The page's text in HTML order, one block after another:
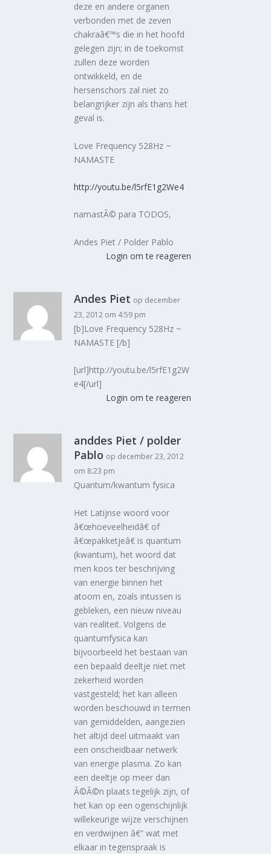
deze en andere organen
verbonden met de zeven
chakraâ€™s die in het hoofd
gelegen zijn; in de toekomst
zullen deze worden
ontwikkeld, en de
hersenschors zal niet zo
belangrijker zijn als thans het
geval is.
Love Frequency 528Hz ~
NAMASTE
http://youtu.be/l5rfE1g2We4
namastÃ© para TODOS,
Andes Piet / Polder Pablo
Login om te reageren
Andes Piet op december
23, 2012 om 4:59 pm
[b]Love Frequency 528Hz ~
NAMASTE [/b]
[url]http://youtu.be/l5rfE1g2W
e4[/url]
Login om te reageren
anddes Piet / polder
Pablo op december 23, 2012
om 8:23 pm
Quantum/kwantum fysica
Het Latijnse woord voor
â€œhoeveelheidâ€ of
â€œpakketjeâ€ is quantum
(kwantum), het woord dat
men koos ter beschrijving
van energie binnen het
atoom en, zoals intussen is
gebleken, een nieuw niveau
van realiteit. Volgens de
quantumfysica kan
bijvoorbeeld het bestaan van
een bepaald deeltje niet met
zekerheid worden
vastgesteld; het kan alleen
worden beschouwd in termen
van gemiddelden, aangezien
het altijd deel uitmaakt van
een onscheidbaar netwerk
van energie plasma. Zo kan
een deeltje op meer dan
Ã©Ã©n plaats tegelijk zijn, of
het kan op een ogenschijnlijk
willekeurige wijze verschijnen
en verdwijnen â€“ wat met
elkaar in tegenspraak is